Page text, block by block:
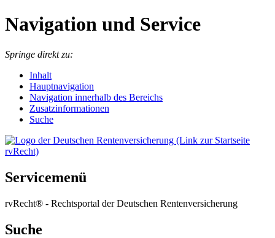
Navigation und Service
Springe direkt zu:
Inhalt
Hauptnavigation
Navigation innerhalb des Bereichs
Zusatzinformationen
Suche
Servicemenü
rvRecht® - Rechtsportal der Deutschen Rentenversicherung
Suche